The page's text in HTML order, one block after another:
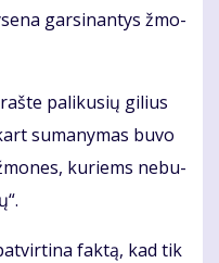
gar­si­nan­tys žmo­
pa­li­ku­sių gi­lius
su­ma­ny­mas bu­vo
ku­riems ne­bu­
fak­tą, kad tik